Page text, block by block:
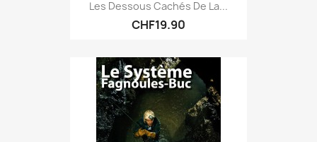
Les Dessous Cachés De La...
CHF19.90